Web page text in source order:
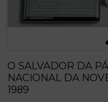
O SALVADOR DA
NACIONAL DA
1989